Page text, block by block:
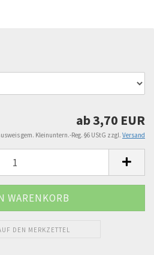
ab 3,70 EUR
gem. Kleinuntern.-Reg. §6 UStG zzgl. Versand
DEN MERKZETTEL